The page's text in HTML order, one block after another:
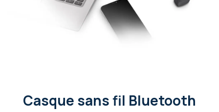
Casque sans fil Bluetooth